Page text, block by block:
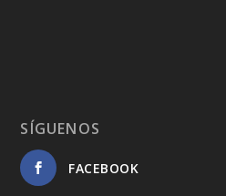
SÍGUENOS
FACEBOOK